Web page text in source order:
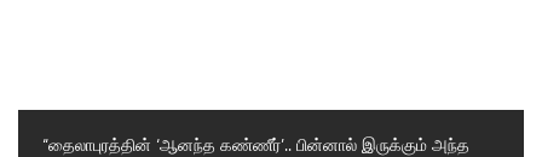
“தைலாபுரத்தின் ‘ஆனந்த கண்ணீர்’.. பின்னால் இருக்கும் அந்த